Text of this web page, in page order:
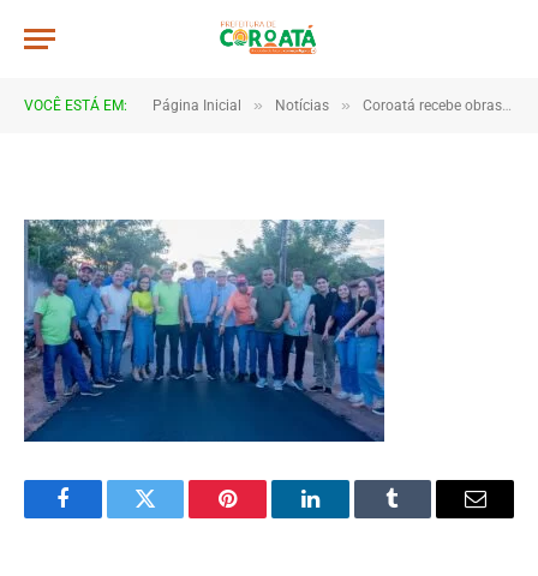
VOCÊ ESTÁ EM: Página Inicial » Notícias » Coroatá recebe obras e novos investimentos do Governo do Estado
A019
FacebookTwitter Pinterest LinkedInTumblr Email